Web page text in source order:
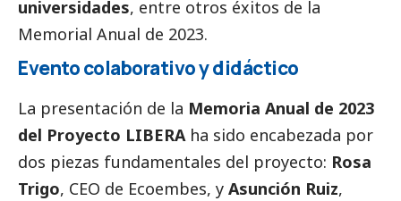
universidades, entre otros éxitos de la
Memorial Anual de 2023.
Evento colaborativo y didáctico
La presentación de la Memoria Anual de 2023
del Proyecto LIBERAha sido encabezada por
dos piezas fundamentales del proyecto: Rosa
Trigo, CEO de Ecoembes, y Asunción Ruiz,